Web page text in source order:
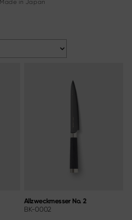
Made in Japan
Allzweckmesser No. 2
BK-0002